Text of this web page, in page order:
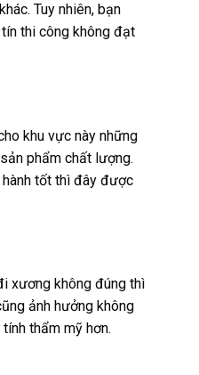
Tuy nhiên, bạn
thi công không đạt
khu vực này những
phẩm chất lượng.
tốt thì đây được
xương không đúng thì
ảnh hưởng không
thẩm mỹ hơn.